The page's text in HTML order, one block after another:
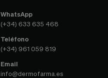
WhatsApp
(+34) 633 635 468
Teléfono
(+34) 961 059 819
Email
info@dermofarma.es